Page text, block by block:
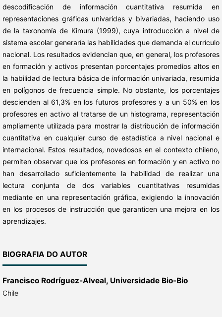
descodificación de información cuantitativa resumida en
representaciones gráficas univaridas y bivariadas, haciendo uso
de la taxonomía de Kimura (1999), cuya introducción a nivel de
sistema escolar generaría las habilidades que demanda el currículo
nacional. Los resultados evidencian que, en general, los profesores
en formación y activos presentan porcentajes promedios altos en
la habilidad de lectura básica de información univariada, resumida
en polígonos de frecuencia simple. No obstante, los porcentajes
descienden al 61,3% en los futuros profesores y a un 50% en los
profesores en activo al tratarse de un histograma, representación
ampliamente utilizada para mostrar la distribución de información
cuantitativa en cualquier curso de estadística a nivel nacional e
internacional. Estos resultados, novedosos en el contexto chileno,
permiten observar que los profesores en formación y en activo no
han desarrollado suficientemente la habilidad de realizar una
lectura conjunta de dos variables cuantitativas resumidas
mediante en una representación gráfica, exigiendo la innovación
en los procesos de instrucción que garanticen una mejora en los
aprendizajes.
BIOGRAFIA DO AUTOR
Francisco Rodríguez-Alveal, Universidade Bio-Bio
Chile